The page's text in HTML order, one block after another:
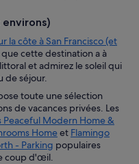
environs)
la côte à San Francisco (et
cette destination a à
et admirez le soleil qui
de séjour.
toute une sélection
de vacances privées. Les
Peaceful Modern Home &
Homeet Flamingo
- Parking populaires
coup d'œil.